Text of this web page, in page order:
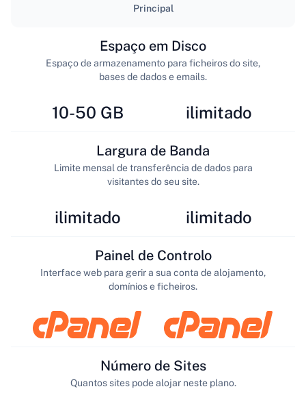
Principal
10-50 GB
Espaço em Disco
Espaço de armazenamento para ficheiros do site,
bases de dados e emails.
ilimitado
ilimitado
Largura de Banda
Limite mensal de transferência de dados para
visitantes do seu site.
ilimitado
Painel de Controlo
Interface web para gerir a sua conta de alojamento,
domínios e ficheiros.
Número de Sites
Quantos sites pode alojar neste plano.